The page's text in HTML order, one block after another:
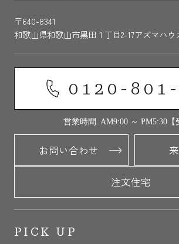
〒640-8341
和歌山県和歌山市黒田１丁目2-17アズマハウ
0120-
営業時間 AM9:00 ～ PM5:30【
お問い合わせ
注文住宅
PICK UP